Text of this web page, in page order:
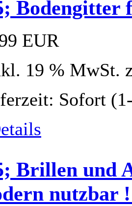
Bodengitter
EUR
19 % MwSt.
Sofort
Brillen und
nutzbar